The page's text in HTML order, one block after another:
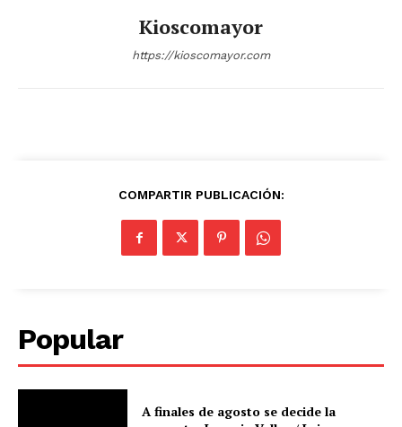
Kioscomayor
https://kioscomayor.com
COMPARTIR PUBLICACIÓN:
Popular
A finales de agosto se decide la